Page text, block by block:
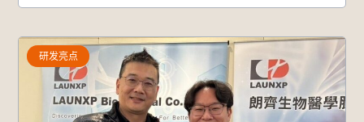
研发亮点